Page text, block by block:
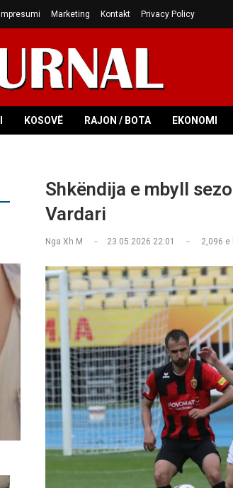
Impresumi Marketing Kontakt Privacy Policy
KOSOVË RAJON / BOTA EKONOMI
Shkëndija e mbyll
Vardari
Nga Xh M 23.05.2026 22:01 2,096 e